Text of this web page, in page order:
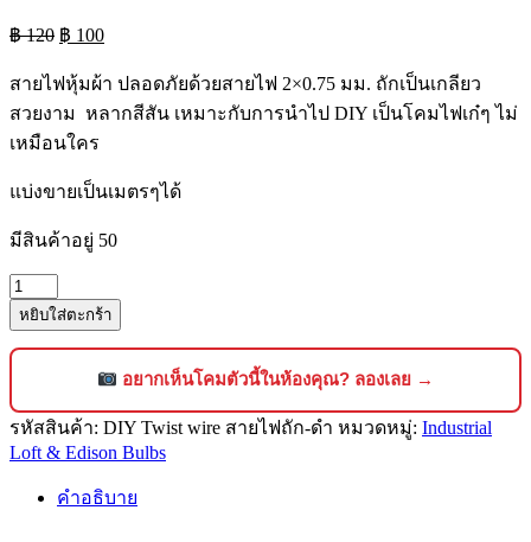
฿120 Original
price
was:
฿ 120.
฿ 100Current
price
สายไฟหุ้มผ้า ปลอดภัยด้วยสายไฟ 2×0.75 มม. ถักเป็นเกลียว
สวยงาม หลากสีสัน เหมาะกับการนำไป DIY เป็นโคมไฟเก๋ๆ ไม่
เหมือนใคร
แบ่งขายเป็นเมตรๆได้
มีสินค้าอยู่ 50
จำนวน
DIY
สีดำ
ชิ้น
หยิบใส่ตะกร้า
อยากเห็นโคมตัวนี้ในห้องคุณ? ลองเลย →
รหัสสินค้า: DIY Twist wire สายไฟถัก-ดำ หมวดหมู่: Industrial
Loft & Edison Bulbs
คำอธิบาย